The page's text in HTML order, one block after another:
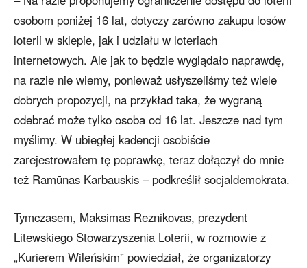
osobom poniżej 16 lat, dotyczy zarówno zakupu losów
loterii w sklepie, jak i udziału w loteriach
internetowych. Ale jak to będzie wyglądało naprawdę,
na razie nie wiemy, ponieważ usłyszeliśmy też wiele
dobrych propozycji, na przykład taka, że wygraną
odebrać może tylko osoba od 16 lat. Jeszcze nad tym
myślimy. W ubiegłej kadencji osobiście
zarejestrowałem tę poprawkę, teraz dołączył do mnie
też Ramūnas Karbauskis – podkreślił socjaldemokrata.
Tymczasem, Maksimas Reznikovas, prezydent
Litewskiego Stowarzyszenia Loterii, w rozmowie z
„Kurierem Wileńskim” powiedział, że organizatorzy